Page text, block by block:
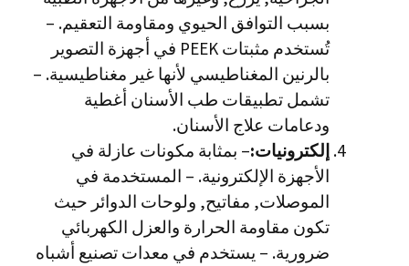
بسبب التوافق الحيوي ومقاومة التعقيم. –
تُستخدم مثبتات PEEK في أجهزة التصوير
بالرنين المغناطيسي لأنها غير مغناطيسية. –
تشمل تطبيقات طب الأسنان أغطية
ودعامات علاج الأسنان.
إلكترونيات:– بمثابة مكونات عازلة في
الأجهزة الإلكترونية. – المستخدمة في
الموصلات, مفاتيح, ولوحات الدوائر حيث
تكون مقاومة الحرارة والعزل الكهربائي
ضرورية. – يستخدم في معدات تصنيع أشباه